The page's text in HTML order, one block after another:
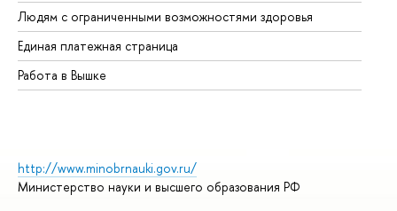
Людям с ограниченными возможностями здоровья
Единая платежная страница
Работа в Вышке
http://www.minobrnauki.gov.ru/
Министерство науки и высшего образования РФ